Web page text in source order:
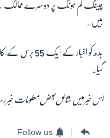
چینگ کم ہونگ پر دوسرے ممالک کے
ہیں۔
بدھ کو اخبار
گیا۔
اس خبر میں شامل بعض معلومات خبر
Follow us